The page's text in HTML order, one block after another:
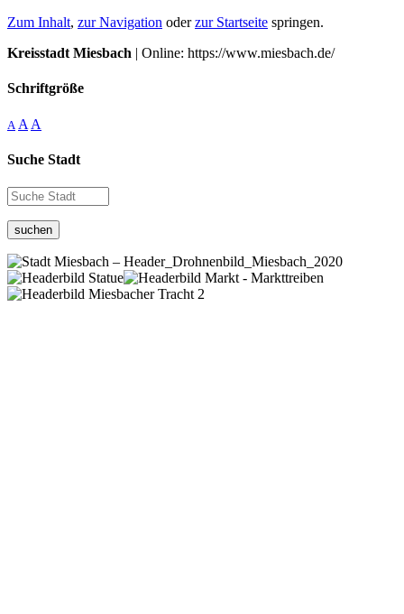
Zum Inhalt, zur Navigation oderzur Startseite springen.
Kreisstadt Miesbach | Online: https://www.miesbach.de/
Schriftgröße
A A A
Suche Stadt
suchen